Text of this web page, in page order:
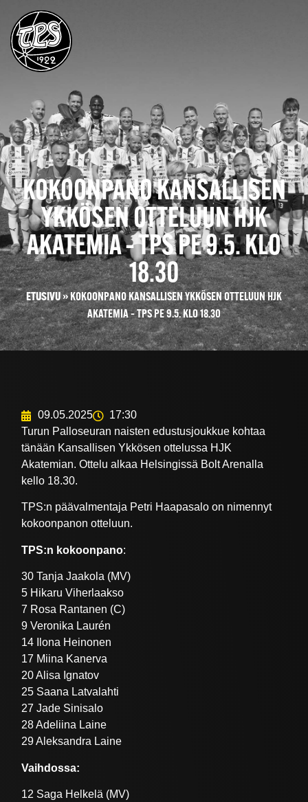
KOKOONPANO KANSALLISEN
YKKÖSEN OTTELUUN HJK
AKATEMIA – TPS PE 9.5. KLO
18.30
ETUSIVU»KOKOONPANO KANSALLISEN YKKÖSEN OTTELUUN HJK
AKATEMIA – TPS PE 9.5. KLO 18.30
09.05.2025
17:30
Turun Palloseuran naisten edustusjoukkue kohtaa
tänään Kansallisen Ykkösen ottelussa HJK
Akatemian. Ottelu alkaa Helsingissä Bolt Arenalla
kello 18.30.
TPS:n päävalmentaja Petri Haapasalo on nimennyt
kokoonpanon otteluun.
TPS:n kokoonpano:
30 Tanja Jaakola (MV)
5 Hikaru Viherlaakso
7 Rosa Rantanen (C)
9 Veronika Laurén
14 Ilona Heinonen
17 Miina Kanerva
20 Alisa Ignatov
25 Saana Latvalahti
27 Jade Sinisalo
28 Adeliina Laine
29 Aleksandra Laine
Vaihdossa:
12 Saga Helkelä (MV)